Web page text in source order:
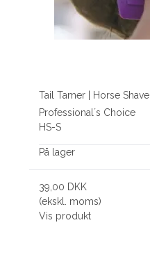
Tail Tamer | Horse Shave
Professional´s Choice
HS-S
På lager
39,00 DKK
(ekskl. moms)
Vis produkt